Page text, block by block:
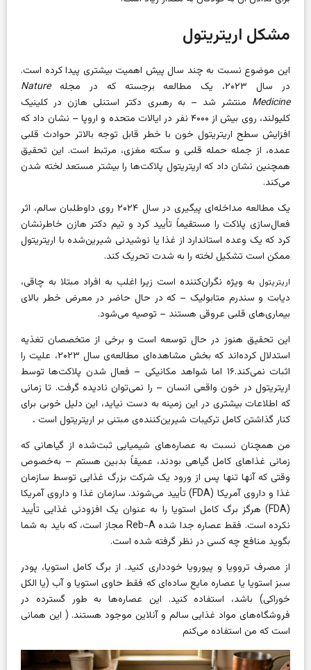
مشکل اریتریتول
این موضوع نسبت به چند سال پیش اهمیت بیشتری پیدا کرده است.
در سال ۲۰۲۳، یک مطالعه برجسته که در مجله
Nature
Medicine منتشر شد – به رهبری دکتر استنلی هازن در کلینیک
کلیولند، روی بیش از ۴۰۰۰ نفر در ایالات متحده و اروپا – نشان داد که
افزایش سطح اریتریتول خون با خطر قابل توجه بالاتر حوادث قلبی
عمده، از جمله حمله قلبی و سکته مغزی، مرتبط است. این تحقیق
همچنین نشان داد که اریتریتول پلاکت‌ها را بیشتر مستعد لخته شدن
می‌کند.
یک مطالعه مداخله‌ای پیگیری در سال ۲۰۲۴ روی داوطلبان سالم، اثر
فعال‌سازی پلاکت را مستقیماً تأیید کرد و تیم دکتر هازن خاطرنشان
کرد که یک وعده استاندارد از غذا یا نوشیدنی شیرین‌شده با اریتریتول
ممکن است تشکیل لخته را به شدت تحریک کند.
اریتریتول به ویژه نگران‌کننده است زیرا اغلب به افراد مبتلا به چاقی،
دیابت و سندرم متابولیک – که در حال حاضر در معرض خطر بالای
بیماری‌های قلبی عروقی هستند – توصیه می‌شود.
این تحقیق هنوز در حال توسعه است و برخی از متخصصان تغذیه
استدلال کرده‌اند که بخش مشاهده‌ای مطالعه‌ی سال ۲۰۲۳، علیت را
اثبات نمی‌کند.۱۶ اما شواهد مکانیکی – فعال شدن پلاکت‌ها توسط
اریتریتول در خون واقعی انسان – را نمی‌توان نادیده گرفت. تا زمانی
که اطلاعات بیشتری در این زمینه به دست نیاید، این دلیل خوبی برای
کنار گذاشتن کامل ترکیبات شیرین‌کننده‌ی مبتنی بر اریتریتول است .
من همچنان نسبت به عصاره‌های شیمیایی ثبت‌شده از گیاهانی که
زمانی غذاهای کامل گیاهی بودند، عمیقاً بدبین هستم – به‌خصوص
وقتی که آنها تنها پس از ورود یک شرکت بزرگ غذایی توسط سازمان
غذا و داروی آمریکا (FDA) تأیید می‌شوند. سازمان غذا و داروی آمریکا
(FDA) هرگز برگ کامل استویا را به عنوان یک افزودنی غذایی تأیید
نکرده است. فقط عصاره جدا شده Reb-A مجاز است، که باید به شما
بگوید منافع چه کسی در نظر گرفته شده است.
از مصرف تروویا و پیورویا خودداری کنید. از برگ کامل استویا، پودر
سبز استویا یا عصاره مایع ساده‌ای که فقط حاوی استویا و آب (یا الکل
خوراکی) باشد، استفاده کنید. این عصاره‌ها به طور گسترده در
فروشگاه‌های مواد غذایی سالم و آنلاین موجود هستند. ( این همانی
است که من استفاده می‌کنم